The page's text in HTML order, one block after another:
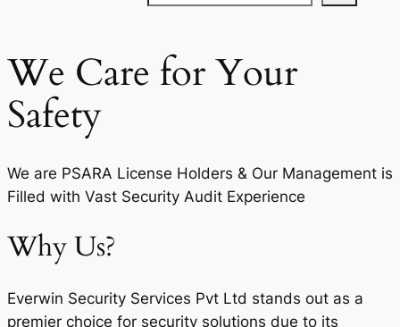
We Care for Your
Safety
We are PSARA License Holders & Our Management is
Filled with Vast Security Audit Experience
Why Us?
Everwin Security Services Pvt Ltd stands out as a
premier choice for security solutions due to its